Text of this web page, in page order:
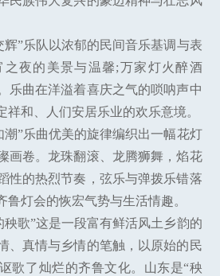
辉”乐队以浓郁的民间音乐基调与表
夜的美景与温馨;万家灯火醉酒
乐曲在洋溢着喜庆之气的唢呐声中
祥和、人们安居乐业的欢乐意境。
潮”乐曲优美的旋律编织出一幅花灯
画卷。龙珠翻滚、龙腾狮舞，焰花
性的热烈节奏，弦乐与弹拨乐错落
鲁灯会的恢宏气势与生活情趣。
秧歌”这是一段富有鲜活风土乡韵的
、真情与乡情的笔触，以原始的民
歌了灿烂的齐鲁文化。山东是“秧